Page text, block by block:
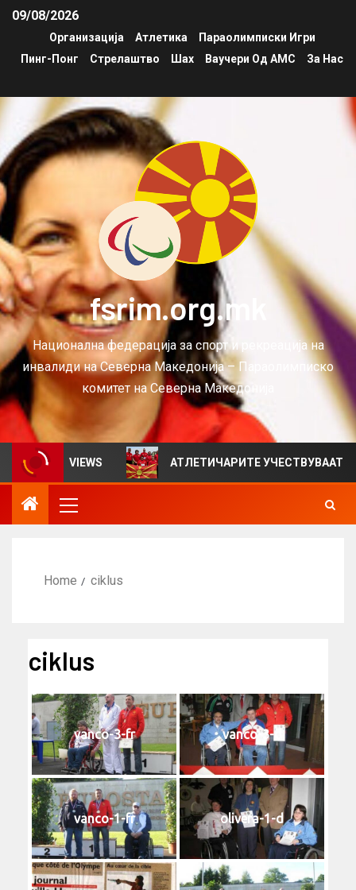
09/08/2026
Организација Атлетика
Параолимписки Игри
Пинг-Понг
Стрелаштво Шах Ваучери Од АМС За Нас
fsrim.org.mk
Национална федерација за спорт и рекреација на
инвалиди на Северна Македонија – Параолимписко
комитет на Северна Македонија
за VIEWS АТЛЕТИЧАРИТЕ УЧЕСТВУВААТ НА
Home ciklus
ciklus
vanco-3-fr vanco-3-d
vanco-1-fr olivera-1-d